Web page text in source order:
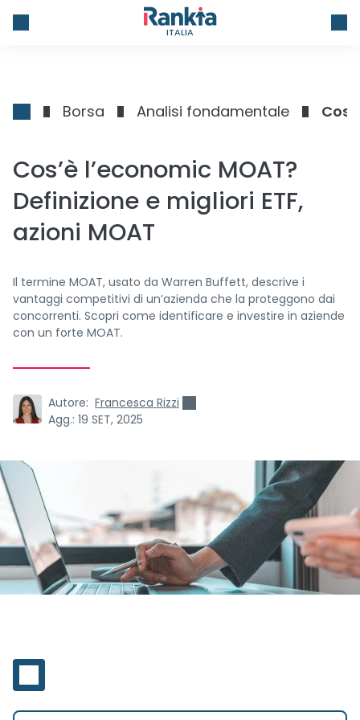
ITALIA
Borsa Analisi fondamentale
Cos’è l’economic MOAT?
Definizione e migliori ETF,
azioni MOAT
Il termine MOAT, usato da Warren Buffett, descrive i
vantaggi competitivi di un’azienda che la proteggono dai
concorrenti. Scopri come identificare e investire in aziende
con un forte MOAT.
Autore: Francesca Rizzi
Agg.: 19 SET, 2025